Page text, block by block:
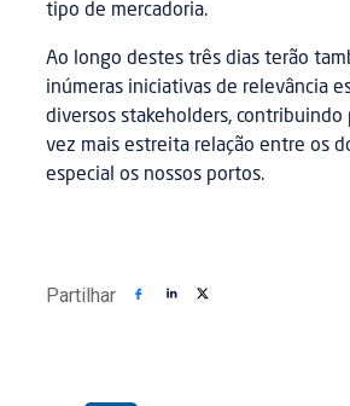
tipo de mercadoria.
Ao longo destes três dias terão
inúmeras iniciativas de relevância
diversos stakeholders, contribuindo
vez mais estreita relação entre os
especial os nossos portos.
Partilhar